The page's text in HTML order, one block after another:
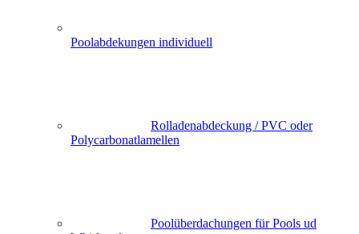
Poolabdekungen individuell
Rolladenabdeckung / PVC oder
Polycarbonatlamellen
Poolüberdachungen für Pools ud